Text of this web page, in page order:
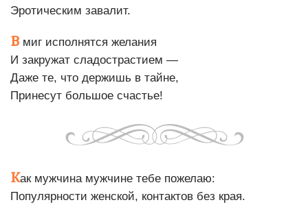
Эротическим завалит.
В миг исполнятся желания
И закружат сладострастием —
Даже те, что держишь в тайне,
Принесут большое счастье!
Как мужчина мужчине тебе пожелаю:
Популярности женской, контактов без края.